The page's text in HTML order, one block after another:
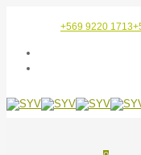
+569 9220 1713